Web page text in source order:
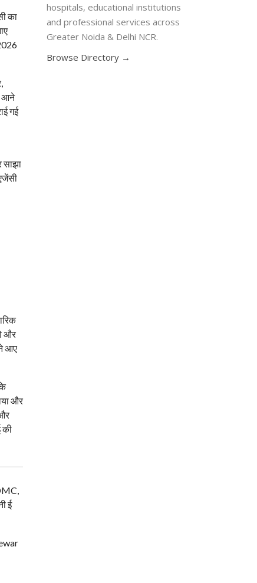
का
आने
गई
साझा
और
आए
और
की
ई
hospitals, educational institutions
and professional services across
Greater Noida & Delhi NCR.
Browse Directory →